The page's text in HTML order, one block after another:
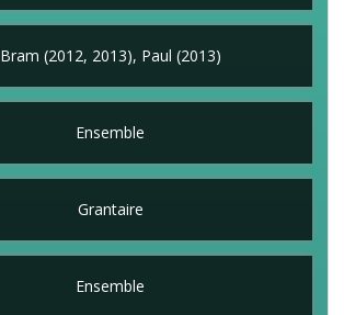
Bram (2012, 2013), Paul (2013)
Ensemble
Grantaire
Ensemble